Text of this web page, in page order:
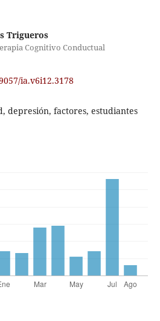
Trigueros
Cognitivo Conductual
ia.v6i12.3178
depresión, factores, estudiantes